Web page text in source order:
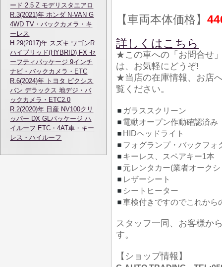
ード 2.5 Z モデリスタエアロ
R.3(2021)年 ホンダ N-VAN G
4WD TV・バックカメラ・キ
ーレス
H.29(2017)年 スズキ ワゴンR
ハイブリッド(HYBRID) FX セ
ーフティパッケージ 9インチ
ナビ・バックカメラ・ETC
R.6(2024)年 トヨタ ピクシス
バン デラックス 地デジ・バ
ックカメラ・ETC2.0
R.2(2020)年 日産 NV100クリ
ッパー DX GLパッケージ ハ
イルーフ ETC・4AT車・キー
レス・ハイルーフ
【車両本体価格】
詳しくはこちら
★この車への「お問合せ
は、お気軽にどうぞ!
★当店の在庫情報、お店
覧ください。
ガラススクリーン
電動オープン作動確認済み
HIDヘッドライト
フォグランプ・バックフォ
キーレス、スペアキー1本
元レンタカー(業者オーク
レザーシート
シートヒーター
車検付きですのでこれから
スタッフ一同、お客様か
す。
【ショップ情報】